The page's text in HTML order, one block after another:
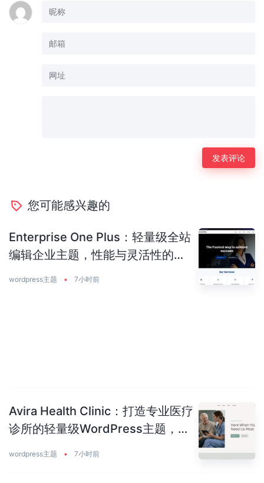
您可能感兴趣的
Enterprise One Plus：轻量级全站
编辑企业主题，性能与灵活性的完
wordpress主题 • 7小时前
Avira Health Clinic：打造专业医疗
诊所的轻量级WordPress主题，让
wordpress主题 • 7小时前